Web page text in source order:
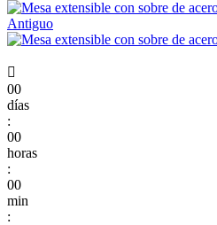

00
días
:
00
horas
:
00
min
: